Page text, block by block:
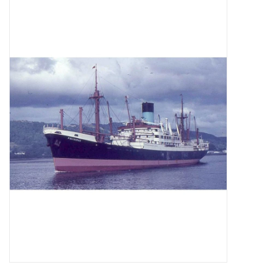
Neue Zeichnungen
NEUE ZEITSCHRIFTEN
ABONNEMENT DER
MODELLBAUER
Baubeschreibungen